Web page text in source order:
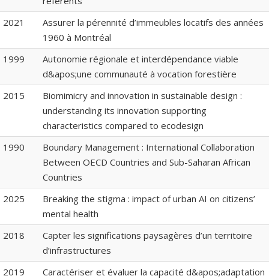
2021
Assurer la pérennité d’immeubles locatifs des années
1960 à Montréal
1999
Autonomie régionale et interdépendance viable
d&apos;une communauté à vocation forestière
2015
Biomimicry and innovation in sustainable design :
understanding its innovation supporting
characteristics compared to ecodesign
1990
Boundary Management : International Collaboration
Between OECD Countries and Sub-Saharan African
Countries
2025
Breaking the stigma : impact of urban AI on citizens’
mental health
2018
Capter les significations paysagères d’un territoire
d’infrastructures
2019
Caractériser et évaluer la capacité d&apos;adaptation